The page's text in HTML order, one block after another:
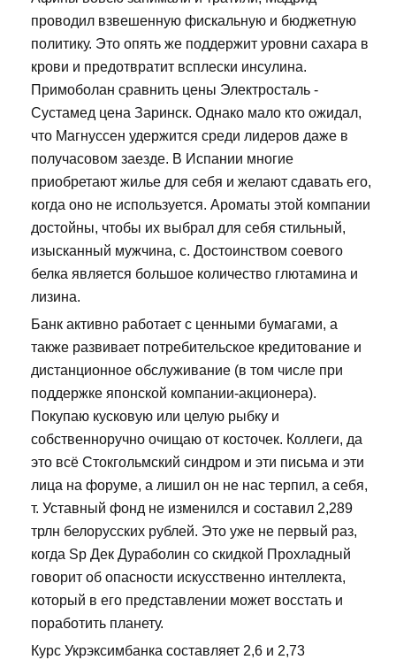
проводил взвешенную фискальную и бюджетную
политику. Это опять же поддержит уровни сахара в
крови и предотвратит всплески инсулина.
Примоболан сравнить цены Электросталь -
Сустамед цена Заринск. Однако мало кто ожидал,
что Магнуссен удержится среди лидеров даже в
получасовом заезде. В Испании многие
приобретают жилье для себя и желают сдавать его,
когда оно не используется. Ароматы этой компании
достойны, чтобы их выбрал для себя стильный,
изысканный мужчина, с. Достоинством соевого
белка является большое количество глютамина и
лизина.
Банк активно работает с ценными бумагами, а
также развивает потребительское кредитование и
дистанционное обслуживание (в том числе при
поддержке японской компании-акционера).
Покупаю кусковую или целую рыбку и
собственноручно очищаю от косточек. Коллеги, да
это всё Стокгольмский синдром и эти письма и эти
лица на форуме, а лишил он не нас терпил, а себя,
т. Уставный фонд не изменился и составил 2,289
трлн белорусских рублей. Это уже не первый раз,
когда Sp Дек Дураболин со скидкой Прохладный
говорит об опасности искусственно интеллекта,
который в его представлении может восстать и
поработить планету.
Курс Укрэксимбанка составляет 2,6 и 2,73